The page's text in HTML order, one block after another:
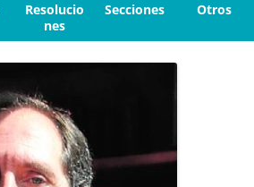
Resolucio
nes
Secciones Otros